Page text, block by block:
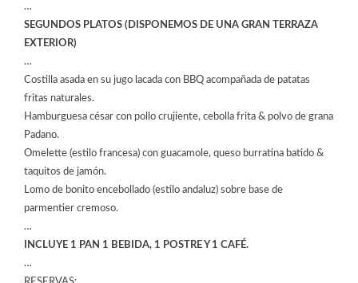
…
SEGUNDOS PLATOS (DISPONEMOS DE UNA GRAN TERRAZA
EXTERIOR)
…
Costilla asada en su jugo lacada con BBQ acompañada de patatas
fritas naturales.
Hamburguesa césar con pollo crujiente, cebolla frita & polvo de grana
Padano.
Omelette (estilo francesa) con guacamole, queso burratina batido &
taquitos de jamón.
Lomo de bonito encebollado (estilo andaluz) sobre base de
parmentier cremoso.
…
INCLUYE 1 PAN 1 BEBIDA, 1 POSTRE Y 1 CAFÉ.
…